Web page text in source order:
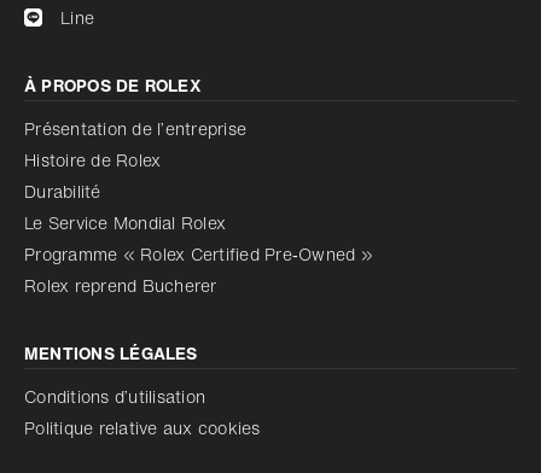
Line
À PROPOS DE ROLEX
Présentation de l’entreprise
Histoire de Rolex
Durabilité
Le Service Mondial Rolex
Programme « Rolex Certified Pre‑Owned »
Rolex reprend Bucherer
MENTIONS LÉGALES
Conditions d’utilisation
Politique relative aux cookies